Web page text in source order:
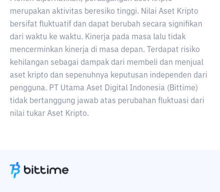
merupakan aktivitas beresiko tinggi. Nilai Aset Kripto
bersifat fluktuatif dan dapat berubah secara signifikan
dari waktu ke waktu. Kinerja pada masa lalu tidak
mencerminkan kinerja di masa depan. Terdapat risiko
kehilangan sebagai dampak dari membeli dan menjual
aset kripto dan sepenuhnya keputusan independen dari
pengguna. PT Utama Aset Digital Indonesia (Bittime)
tidak bertanggung jawab atas perubahan fluktuasi dari
nilai tukar Aset Kripto.